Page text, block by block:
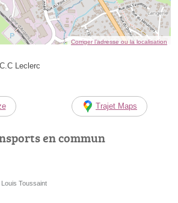
Corriger l’adresse ou la localisation
Leclerc
Trajet Maps
en commun
Toussaint